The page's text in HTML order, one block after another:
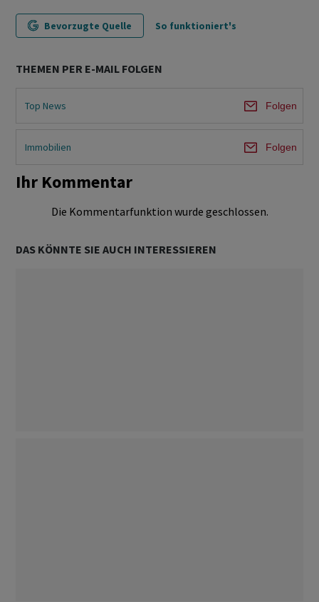
Bevorzugte Quelle So funktioniert's
THEMEN PER E-MAIL FOLGEN
Top News Folgen
Immobilien Folgen
Ihr Kommentar
Die Kommentarfunktion wurde geschlossen.
DAS KÖNNTE SIE AUCH INTERESSIEREN